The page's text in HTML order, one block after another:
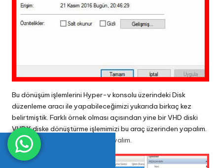
Bu dönüşüm işlemlerini Hyper-v konsolu üzerindeki Disk
düzenleme aracı ile yapabileceğimizi yukarıda birkaç kez
belirtmiştik. Farklı örnek olması açısından yine bir VHD diski
VHDX diske dönüştürme işlemimizi bu araç üzerinden yapalım.
Disk Düzenle…
butonumuza tıklayalım.